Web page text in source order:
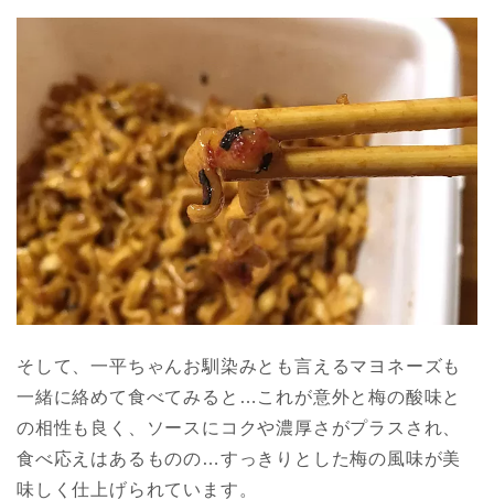
そして、一平ちゃんお馴染みとも言えるマヨネーズも
一緒に絡めて食べてみると…これが意外と梅の酸味と
の相性も良く、ソースにコクや濃厚さがプラスされ、
食べ応えはあるものの…すっきりとした梅の風味が美
味しく仕上げられています。